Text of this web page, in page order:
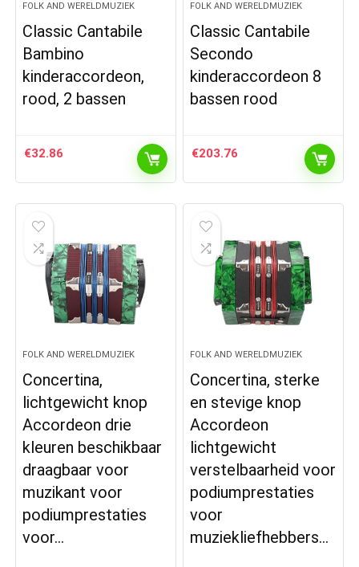
FOLK AND WERELDMUZIEK
Classic Cantabile
Bambino
kinderaccordeon,
rood, 2 bassen
€32.86
FOLK AND WERELDMUZIEK
Classic Cantabile
Secondo
kinderaccordeon 8
bassen rood
€203.76
FOLK AND WERELDMUZIEK
Concertina,
lichtgewicht knop
Accordeon drie
kleuren beschikbaar
draagbaar voor
muzikant voor
podiumprestaties
voor…
FOLK AND WERELDMUZIEK
Concertina, sterke
en stevige knop
Accordeon
lichtgewicht
verstelbaarheid voor
podiumprestaties
voor
muziekliefhebbers…